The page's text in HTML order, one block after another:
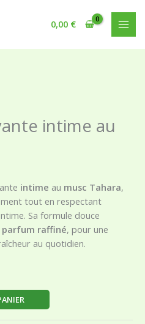
0,00 €
intime au
intime au musc Tahara,
tout en respectant
Sa formule douce
parfum raffiné, pour une
au quotidien.